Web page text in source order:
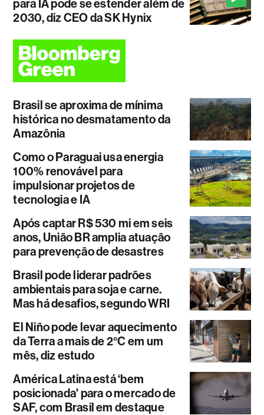
para IA pode se estender além de
2030, diz CEO da SK Hynix
Brasil se aproxima de mínima
histórica no desmatamento da
Amazônia
Como o Paraguai usa energia
100% renovável para
impulsionar projetos de
tecnologia e IA
Após captar R$ 530 mi em seis
anos, União BR amplia atuação
para prevenção de desastres
Brasil pode liderar padrões
ambientais para soja e carne.
Mas há desafios, segundo WRI
El Niño pode levar aquecimento
da Terra a mais de 2°C em um
mês, diz estudo
América Latina está ‘bem
posicionada' para o mercado de
SAF, com Brasil em destaque